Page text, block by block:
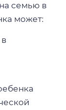
семью в
может: